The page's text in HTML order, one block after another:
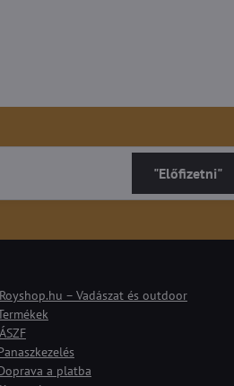
"Előfizetni"
Royshop.hu – Vadászat és outdoor
ÁSZF
a platba